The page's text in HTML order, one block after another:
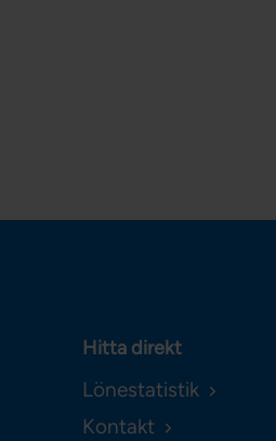
Hitta direkt
Lönestatistik
Kontakt